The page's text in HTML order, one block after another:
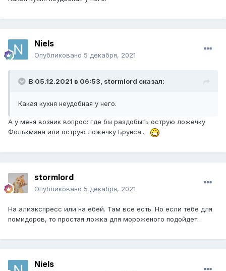
Niels
Опубликовано 5 декабря, 2021
В 05.12.2021 в 06:53, stormlord сказал:
Какая кухня неудобная у него.
А у меня возник вопрос: где бы раздобыть острую ложечку
Фолькмана или острую ложечку Брунса...
stormlord
Опубликовано 5 декабря, 2021
На алиэкспресс или на ебей. Там все есть. Но если тебе для
помидоров, то простая ложка для мороженого подойдет.
Niels